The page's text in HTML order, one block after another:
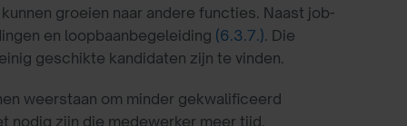
groeien naar andere functies. Naast job-
en loopbaanbegeleiding (6.3.7.). Die
geschikte kandidaten zijn te vinden.
weerstaan om minder gekwalificeerd
nodig zijn die medewerker meer tijd,